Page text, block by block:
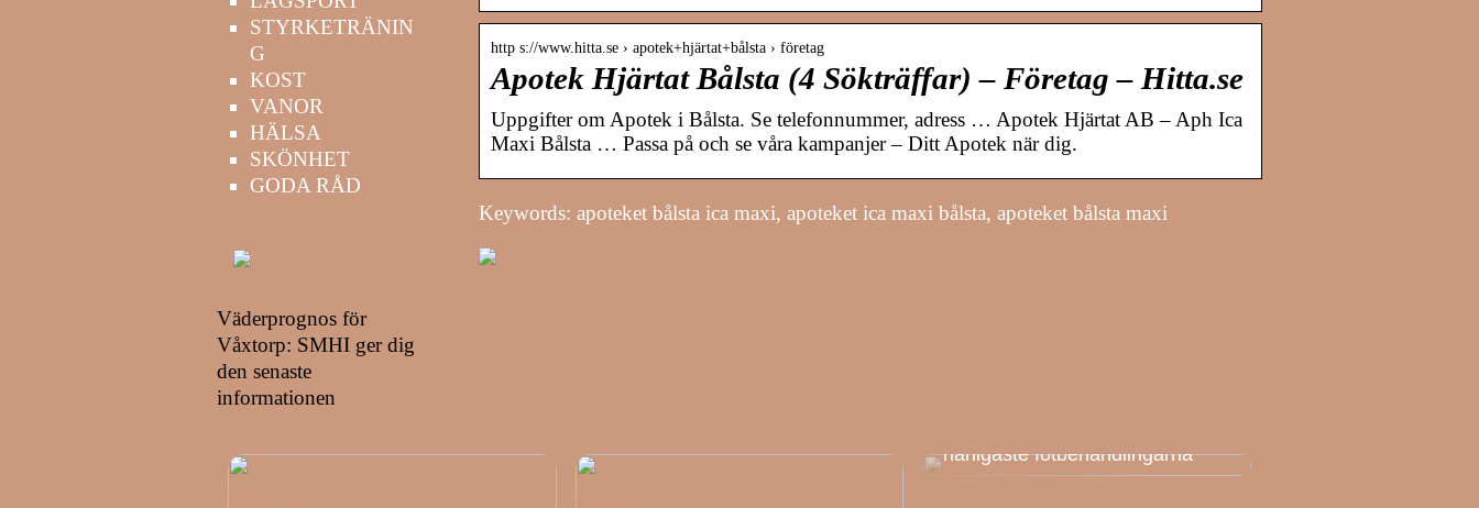
http s://www.hitta.se › apotek+hjärtat+bålsta › företag
Apotek Hjärtat Bålsta (4 Sökträffar) – Företag – Hitta.se
Uppgifter om Apotek i Bålsta. Se telefonnummer, adress … Apotek Hjärtat AB – Aph Ica
Maxi Bålsta … Passa på och se våra kampanjer – Ditt Apotek när dig.
Keywords: apoteket bålsta ica maxi, apoteket ica maxi bålsta, apoteket bålsta maxi
STYRKETRÄNIN
G
KOST
VANOR
HÄLSA
SKÖNHET
GODA RÅD
Väderprognos för
Våxtorp: SMHI ger dig
den senaste
informationen
härligaste fotbehandlingarna